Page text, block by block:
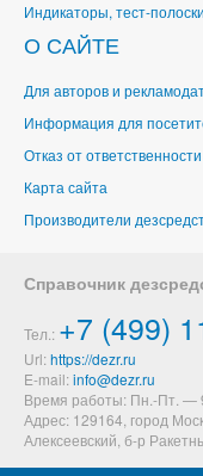
Индикаторы, тест-полоски
О САЙТЕ
Для авторов и
Информация для
Отказ от ответственности
Карта сайта
Производители
Справочник
Тел.: +7 (499)
Url: https://dezr.ru
E-mail:
Время работы: Пн.-Пт. —
Адрес: 129164, город
Алексеевский б-р